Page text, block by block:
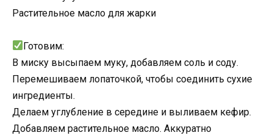
Растительное масло для жарки
Готовим:
В миску высыпаем муку, добавляем соль и соду.
Перемешиваем лопаточкой, чтобы соединить сухие
ингредиенты.
Делаем углубление в середине и выливаем кефир.
Добавляем растительное масло. Аккуратно